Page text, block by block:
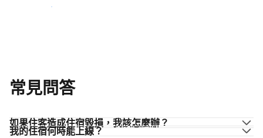
加入同業的行列
常見問答
如果住客造成住宿毀損，我該怎麼辦？
我的住宿何時能上線？